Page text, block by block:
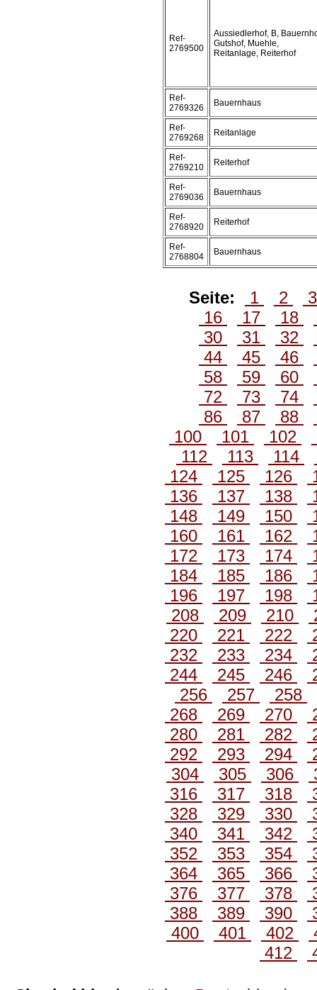
Ref-
2769500
Aussiedlerhof, B,
Gutshof, Muehle,
Reitanlage, Reiterhof
Ref-
2769326
Bauernhaus
Ref-
2769268
Reitanlage
Ref-
2769210
Reiterhof
Ref-
2769036
Bauernhaus
Ref-
2768920
Reiterhof
Ref-
2768804
Bauernhaus
Seite: 1 2
16
17 18
30
31 32
44
45 46
58
59 60
72
73 74
86
87 88
100
101 102
112
113 114
124
125 126
136
137 138
148
149 150
160
161 162
172
173 174
184
185 186
196
197 198
208
209 210
220
221 222
232
233 234
244
245 246
256
257
258
268
269 270
280
281 282
292
293 294
304
305 306
316
317 318
328
329 330
340
341 342
352
353 354
364
365 366
376
377 378
388
389 390
400
401 402
412